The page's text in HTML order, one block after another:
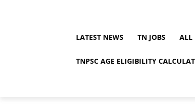
LATEST NEWS TN JOBS ALL
TNPSC AGE ELIGIBILITY